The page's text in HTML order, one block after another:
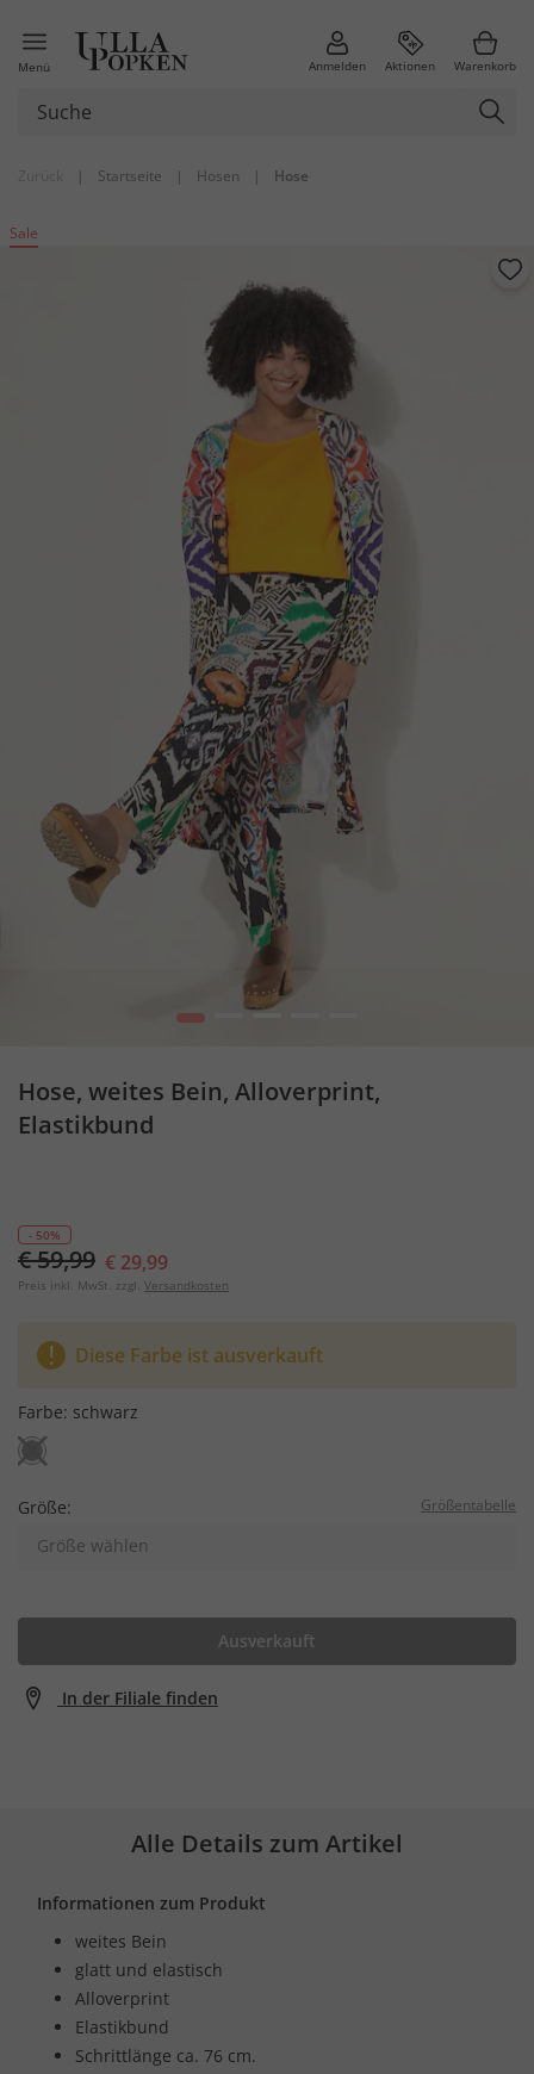
Menü Anmelden Aktionen Warenkorb
| Startseite | Hosen | Hose
Sale
1
Hose, weites Bein, Alloverprint,
Elastikbund
- 50%
€ 59,99 € 29,99
Preis inkl. MwSt. zzgl. Versandkosten
Diese Farbe ist ausverkauft
Farbe: schwarz
Größe: Größentabelle
Größe wählen
Ausverkauft
In der Filiale finden
Alle Details zum Artikel
Informationen zum Produkt
weites Bein
glatt und elastisch
Alloverprint
Elastikbund
Schrittlänge ca. 76 cm.